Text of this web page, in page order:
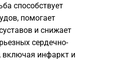
способствует
помогает
и снижает
сердечно-
включая инфаркт и